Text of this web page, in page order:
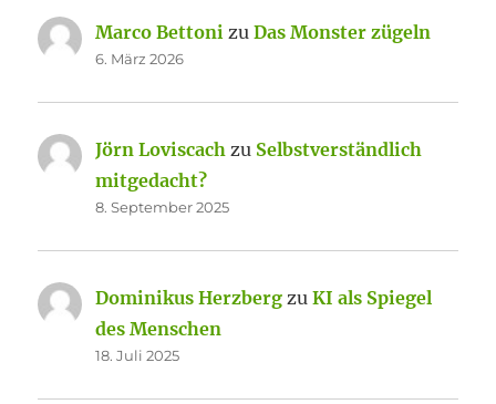
Marco Bettoni zuDas Monster zügeln
6. März 2026
Jörn Loviscach zu Selbstverständlich
mitgedacht?
8. September 2025
Dominikus Herzberg zuKI als Spiegel
des Menschen
18. Juli 2025